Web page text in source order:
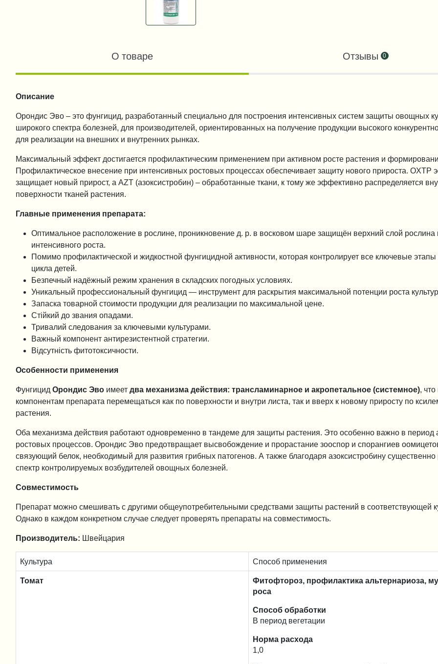
О товаре Отзывы 0
Описание
Орондис Эво – это фунгицид, разработанный специально для построения интенсивных систем защиты овощных
широкого спектра болезней, для производителей, ориентированных на получение продукции высокого
для реализации на внешних и внутренних рынках.
Максимальный эффект достигается профилактическим применением при активном росте растения и
Профилактическое внесение при интенсивных ростовых процессах обеспечивает защиту нового прироста. OXTP
защищает новый прирост, а AZT (азоксистробин) – обработанные ткани, к тому же эффективно распределяется
поверхности тканей растения.
Главные применения препарата:
Оптимальное расположение в рослине, проникновение д. р. в восковом шаре защищён верхний слой рослина
интенсивного роста.
Помимо профилактической и жидкостной фунгицидной активности, которая контролирует все ключевые этапы
цикла детей.
Безпечный надёжный режим хранения в складских погодных условиях.
Уникальный профессиональный фунгицид — инструмент для раскрытия максимальной потенции роста культур.
Запаска товарной стоимости продукции для реализации по максимальной цене.
Стійкий до звания опадами.
Тривалий следования за ключевыми культурами.
Важный компонент антирезистентной стратегии.
Відсутність фитотоксичности.
Особенности применения
Фунгицид Орондис Эво имеет два механизма действия: трансламинарное и акропетальное (системное) ,
компонентам препарата перемещаться как по поверхности и внутри листа, так и вверх к новому приросту по
растения.
Оба механизма действия работают одновременно в тандеме для защиты растения. Это особенно важно в период
ростовых процессов. Орондис Эво предотвращает высвобождение и прорастание зооспор и спорангиев
связующий белок, необходимый для развития грибных патогенов. А также благодаря азоксистробину
спектр контролируемых возбудителей овощных болезней.
Совместимость
Препарат можно смешивать с другими общеупотребительными средствами защиты растений в соответствующей
Однако в каждом конкретном случае следует проверять препараты на совместимость.
Производитель: Швейцария
Культура Способ применения
Томат
Фитофтороз, профилактика альтернариоза,
роса
Способ обработки
В период вегетации
Норма расхода
1,0